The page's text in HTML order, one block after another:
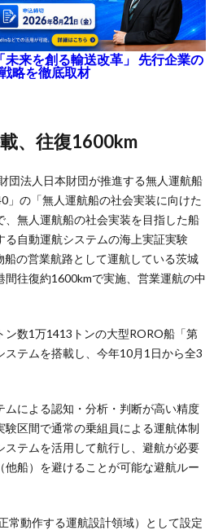
未来を創る輸送改革」 先行企業の
略を徹底取材
載、往復1600km
団法人日本財団が推進する無人運航船
」の「無人運航船の社会実装に向けた
、無人運航船の社会実装を目指した船
る自動運航システムの海上実証実験
船の営業航路として運航している茨城
間往復約1600kmで実施、営業運航の中
ン数1万1413トンの大型RORO船「第
ステムを搭載し、今年10月1日から全3
ムによる認知・分析・判断が高い精度
験区間で通常の乗組員による運航体制
ステムを活用して航行し、避航が必要
他船）を避けることが可能な避航ルー
常動作する運航設計領域）として設定